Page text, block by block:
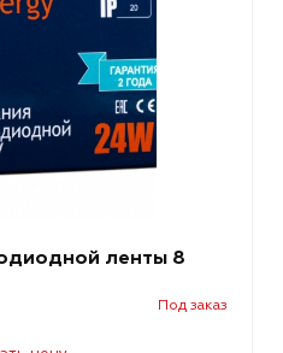
ленты 8
Под заказ